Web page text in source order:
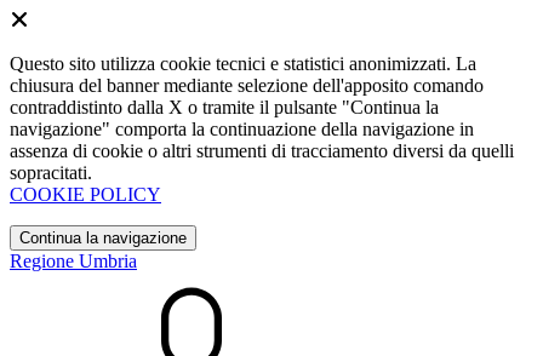
Questo sito utilizza cookie tecnici e statistici anonimizzati. La
chiusura del banner mediante selezione dell'apposito comando
contraddistinto dalla X o tramite il pulsante "Continua la
navigazione" comporta la continuazione della navigazione in
assenza di cookie o altri strumenti di tracciamento diversi da quelli
sopracitati.
COOKIE POLICY
Continua la navigazione
Regione Umbria